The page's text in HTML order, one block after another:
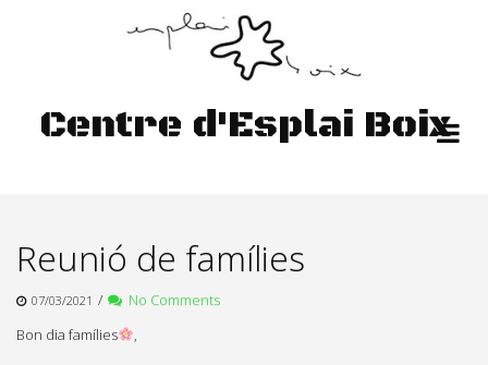
Centre d'Esplai Boix
Reunió de famílies
07/03/2021 /
No Comments
Bon dia famílies
,